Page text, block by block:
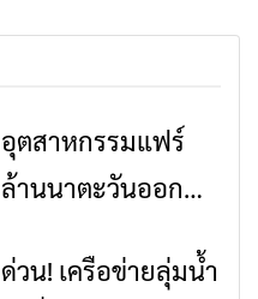
ข่าวเชียงราย
อุตสาหกรรมแฟร์
ล้านนาตะวันออก
สินค้าเด่น และเสน่ห์
ข่าวเชียงราย
ด่วน! เครือข่ายลุ่มน้ำ